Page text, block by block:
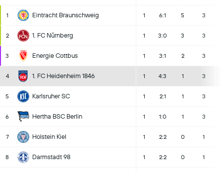
1 Eintracht Braunschweig 1 6:1 5 3
2 1. FC Nürnberg 1 3:0 3 3
3 Energie Cottbus 1 3:1 2 3
4 1. FC Heidenheim 1846 1 4:3 1 3
5 Karlsruher SC 1 2:1 1 3
6 Hertha BSC Berlin 1 1:0 1 3
7 Holstein Kiel 1 2:2 0 1
8 Darmstadt 98 1 2:2 0 1